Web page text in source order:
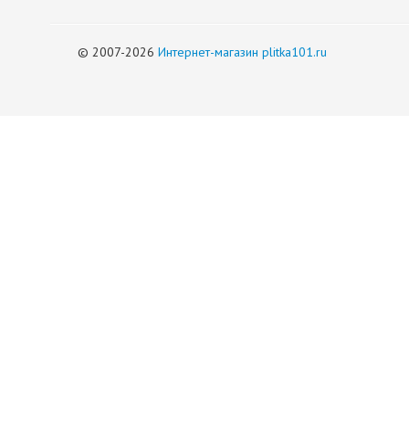
© 2007-2026 Интернет-магазин plitka101.ru